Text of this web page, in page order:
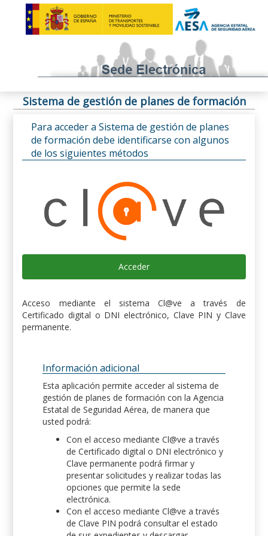
Sistema de gestión de planes de formación
Para acceder a Sistema de gestión de planes
de formación debe identificarse con algunos
de los siguientes métodos
Acceder
Acceso mediante el sistema Cl@ve a través de
Certificado digital o DNI electrónico, Clave PIN y Clave
permanente.
Información adicional
Esta aplicación permite acceder al sistema de
gestión de planes de formación con la Agencia
Estatal de Seguridad Aérea, de manera que
usted podrá:
Con el acceso mediante Cl@ve a través
de Certificado digital o DNI electrónico y
Clave permanente podrá firmar y
presentar solicitudes y realizar todas las
opciones que permite la sede
electrónica.
Con el acceso mediante Cl@ve a través
de Clave PIN podrá consultar el estado